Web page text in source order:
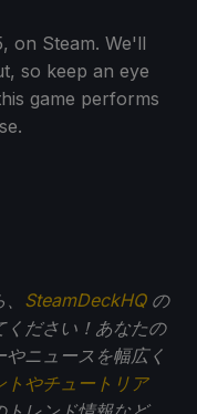
on Steam. We'll
so keep an eye
game performs
SteamDeckHQの
ださい！あなたの
ニュースを幅広く
トやチュートリア